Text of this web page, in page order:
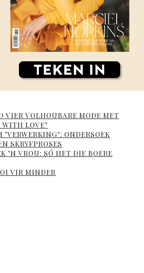
VIER VOLHOUBARE MODE MET
WITH LOVE’
‘VERWERKING’: ONDERSOEK
SKRYFPROSES
‘N VROU: SÓ HET DIE BOERE
VIR MINDER